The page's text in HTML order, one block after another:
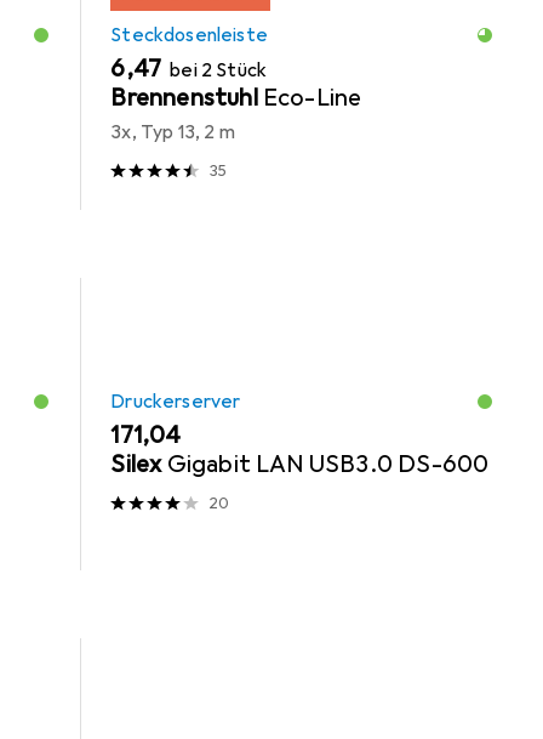
Steckdosenleiste
EUR
6,47 bei 2 Stück
Brennenstuhl Eco-Line
3x, Typ 13, 2 m
35
Druckerserver
EUR
171,04
Silex Gigabit LAN USB3.0 DS-600
20